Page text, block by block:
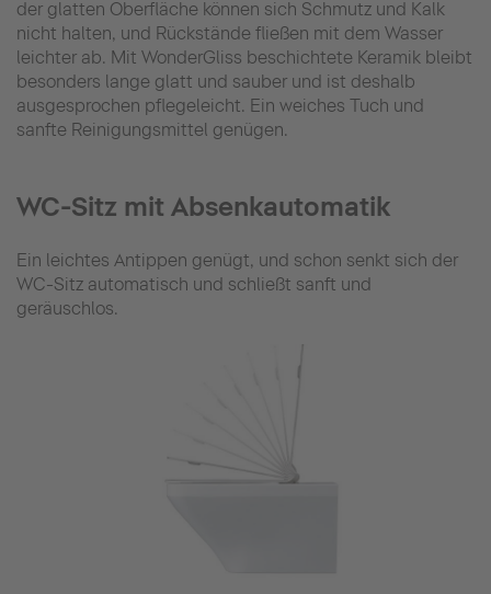
der glatten Oberfläche können sich Schmutz und Kalk
nicht halten, und Rückstände fließen mit dem Wasser
leichter ab. Mit WonderGliss beschichtete Keramik bleibt
besonders lange glatt und sauber und ist deshalb
ausgesprochen pflegeleicht. Ein weiches Tuch und
sanfte Reinigungsmittel genügen.
WC-Sitz mit Absenkautomatik
Ein leichtes Antippen genügt, und schon senkt sich der
WC-Sitz automatisch und schließt sanft und
geräuschlos.